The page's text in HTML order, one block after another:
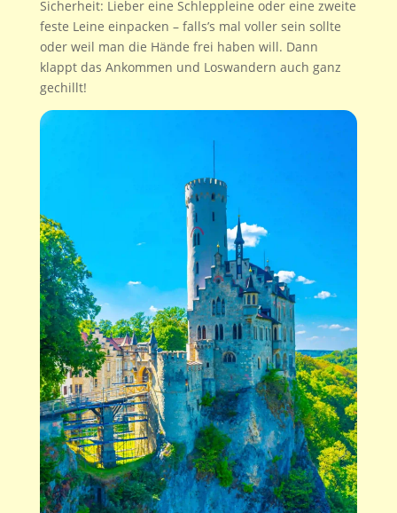
Sicherheit: Lieber eine Schleppleine oder eine zweite
feste Leine einpacken – falls’s mal voller sein sollte
oder weil man die Hände frei haben will. Dann
klappt das Ankommen und Loswandern auch ganz
gechillt!